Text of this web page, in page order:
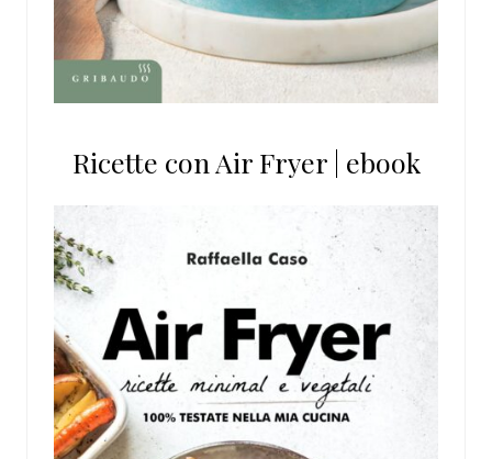
Ricette con Air Fryer | ebook